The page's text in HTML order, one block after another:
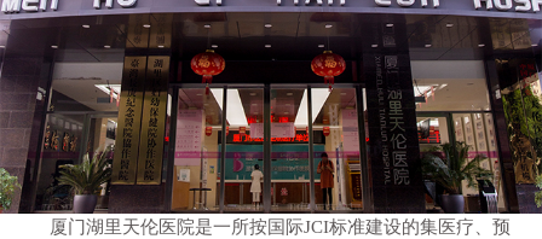
厦门湖里天伦医院是一所按国际JCI标准建设的集医疗、预